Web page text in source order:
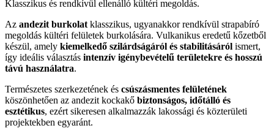
Klasszikus és rendkívül ellenálló kültéri megoldás.
Az andezit burkolat klasszikus, ugyanakkor rendkívül strapabíró
megoldás kültéri felületek burkolására. Vulkanikus eredetű kőzetből
készül, amely kiemelkedő szilárdságáról és stabilitásáról ismert,
így ideális választás intenzív igénybevételű területekre és hosszú
távú használatra.
Természetes szerkezetének és csúszásmentes felületének
köszönhetően az andezit kockakő biztonságos, időtálló és
esztétikus, ezért sikeresen alkalmazzák lakossági és közterületi
projektekben egyaránt.